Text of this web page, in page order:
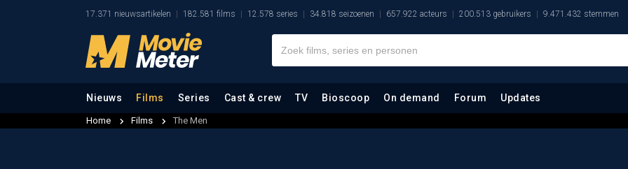
17.371 nieuwsartikelen 182.581 films 12.578 series 34.818 seizoenen 657.922 acteurs 200.513 gebruikers 9.471.432 stemmen
Nieuws Films Series Cast & crew TV Bioscoop On demand Forum Updates
Home Films The Men